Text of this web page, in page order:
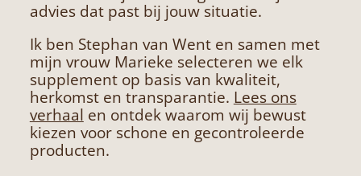
advies dat past bij jouw situatie.
Ik ben Stephan van Went en samen met
mijn vrouw Marieke selecteren we elk
supplement op basis van kwaliteit,
herkomst en transparantie. Lees ons
verhaal en ontdek waarom wij bewust
kiezen voor schone en gecontroleerde
producten.